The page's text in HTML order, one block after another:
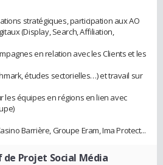
stratégiques, participation aux AO
(Display, Search, Affiliation,
en relation avec les Clients et les
études sectorielles…) et travail sur
les équipes en régions en lien avec
Barrière, Groupe Eram, Ima Protect...
de Projet Social Média